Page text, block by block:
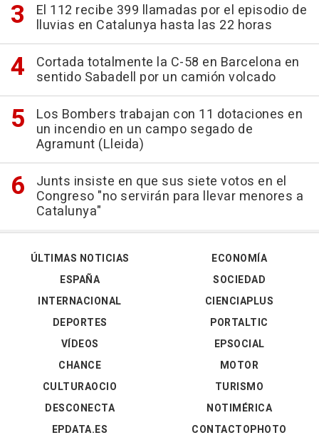
El 112 recibe 399 llamadas por el episodio de
lluvias en Catalunya hasta las 22 horas
Cortada totalmente la C-58 en Barcelona en
sentido Sabadell por un camión volcado
Los Bombers trabajan con 11 dotaciones en
un incendio en un campo segado de
Agramunt (Lleida)
Junts insiste en que sus siete votos en el
Congreso "no servirán para llevar menores a
Catalunya"
ÚLTIMAS NOTICIAS
ESPAÑA
INTERNACIONAL
DEPORTES
VÍDEOS
ECONOMÍA
SOCIEDAD
CIENCIAPLUS
PORTALTIC
EPSOCIAL
CHANCE
CULTURAOCIO
DESCONECTA
EPDATA.ES
MOTOR
TURISMO
NOTIMÉRICA
CONTACTOPHOTO